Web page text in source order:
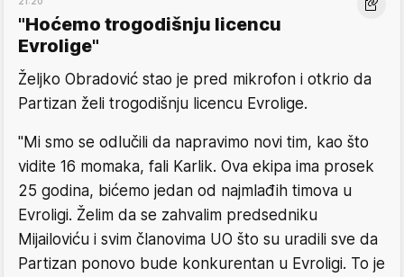
"Hoćemo trogodišnju licencu
Evrolige"
Željko Obradović stao je pred mikrofon i otkrio da
Partizan želi trogodišnju licencu Evrolige.
"Mi smo se odlučili da napravimo novi tim, kao što
vidite 16 momaka, fali Karlik. Ova ekipa ima prosek
25 godina, bićemo jedan od najmlađih timova u
Evroligi. Želim da se zahvalim predsedniku
Mijailoviću i svim članovima UO što su uradili sve da
Partizan ponovo bude konkurentan u Evroligi. To je